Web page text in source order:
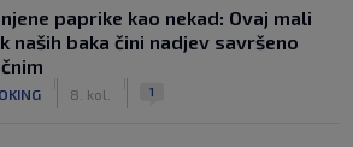
paprike kao nekad: Ovaj mali
naših baka čini nadjev savršeno
8. kol. 1